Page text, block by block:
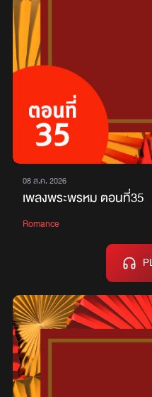
08 ส.ค. 2026
เพลงพระพรหม ตอนที่35
Romance